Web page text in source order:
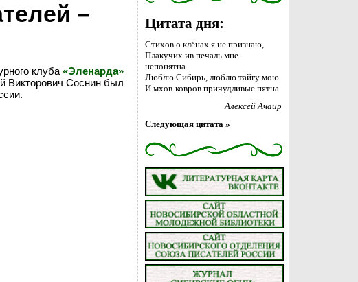
–
клуба «Эленарда»
Викторович Соснин был
Цитата дня:
Стихов о клёнах я не признаю,
Плакучих ив печаль мне
непонятна.
Люблю Сибирь, люблю тайгу мою
И мхов-ковров причудливые пятна.
Алексей Ачаир
Следующая цитата »